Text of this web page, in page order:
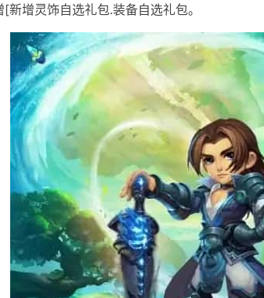
[新增灵饰自选礼包.装备自选礼包。